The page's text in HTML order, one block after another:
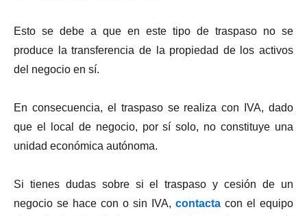
Esto se debe a que en este tipo de traspaso no se
produce la transferencia de la propiedad de los activos
del negocio en sí.
En consecuencia, el traspaso se realiza con IVA, dado
que el local de negocio, por sí solo, no constituye una
unidad económica autónoma.
Si tienes dudas sobre si el traspaso y cesión de un
negocio se hace con o sin IVA, contacta con el equipo